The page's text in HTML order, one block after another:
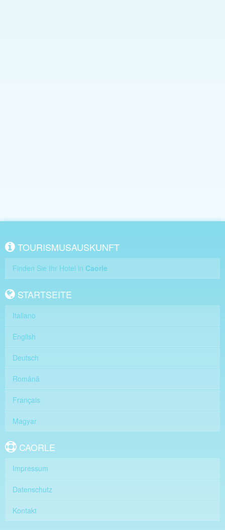
TOURISMUSAUSKUNFT
Finden Sie Ihr Hotel in Caorle
STARTSEITE
Italiano
English
Deutsch
Română
Français
Magyar
CAORLE
Impressum
Datenschutz
Kontakt